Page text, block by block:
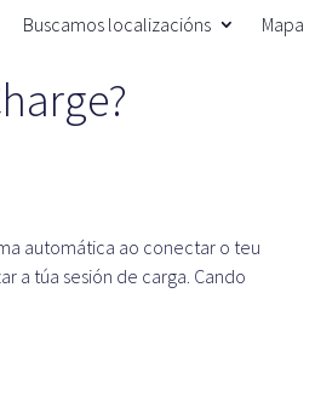
Buscamos localizacións Mapa
automática ao conectar o teu
a túa sesión de carga. Cando